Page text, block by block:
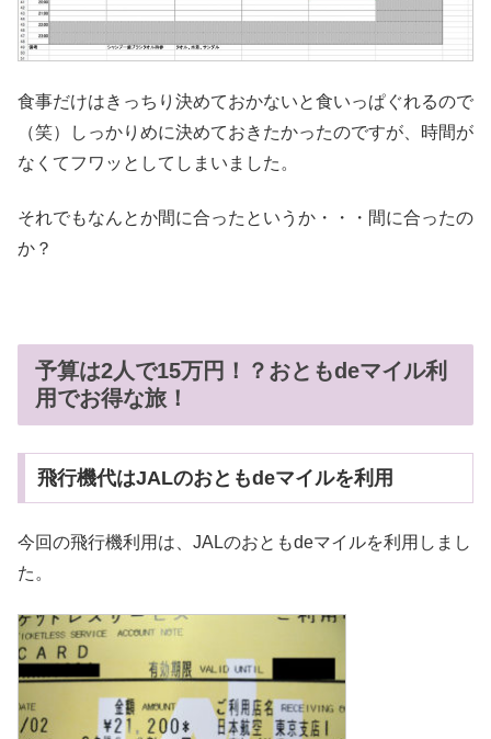
食事だけはきっちり決めておかないと食いっぱぐれるので
（笑）しっかりめに決めておきたかったのですが、時間が
なくてフワッとしてしまいました。
それでもなんとか間に合ったというか・・・間に合ったの
か？
予算は2人で15万円！？おともdeマイル利
用でお得な旅！
飛行機代はJALのおともdeマイルを利用
今回の飛行機利用は、JALのおともdeマイルを利用しまし
た。